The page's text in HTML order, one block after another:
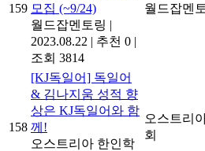
159 모집 (~9/24)
월드잡멘토링 |
2023.08.22 | 추천 0 |
조회 3814
월드잡멘
158
[KJ독일어] 독일어
& 김나지움 성적 향
상은 KJ독일어와 함
께!
오스트리아 한인학
오스트리
회